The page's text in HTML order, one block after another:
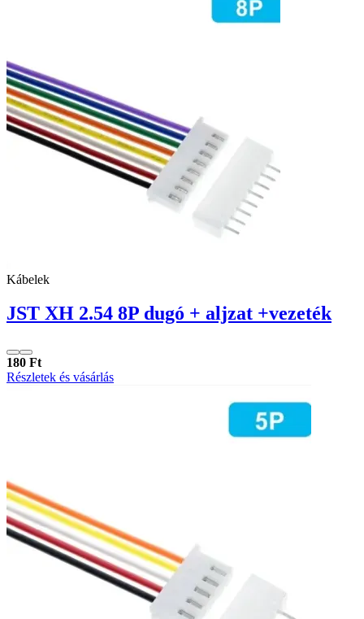
Kábelek
JST XH 2.54 8P dugó + aljzat +vezeték
180 Ft
Részletek és vásárlás